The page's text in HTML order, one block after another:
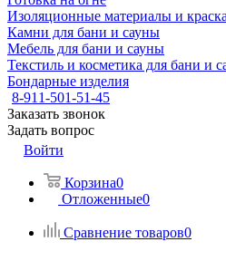
Изоляционные материалы и краска
Камни для бани и сауны
Мебель для бани и сауны
Текстиль и косметика для бани и
Бондарные изделия
8-911-501-51-45
Заказать звонок
Задать вопрос
Войти
Корзина0
Отложенные0
Сравнение товаров0